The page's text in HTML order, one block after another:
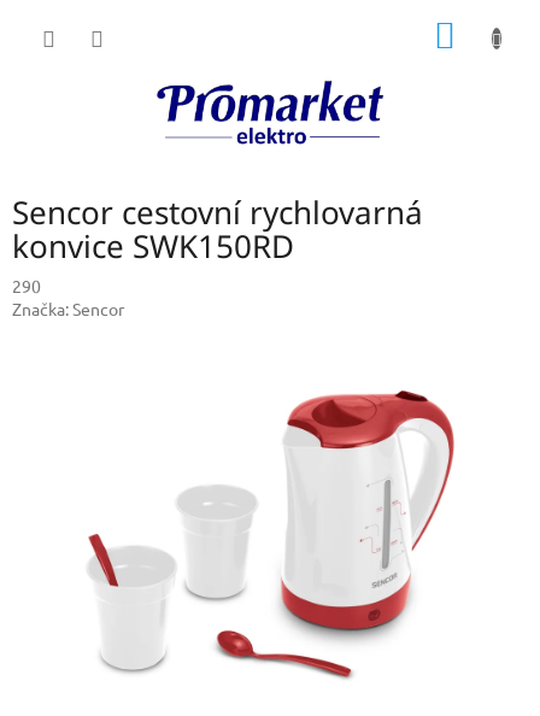
Sencor cestovní rychlovarná
konvice SWK150RD
290
Značka:Sencor